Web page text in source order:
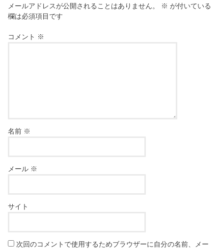
メールアドレスが公開されることはありません。 ※ が付いている
欄は必須項目です
コメント ※
名前 ※
メール ※
サイト
次回のコメントで使用するためブラウザーに自分の名前、メー